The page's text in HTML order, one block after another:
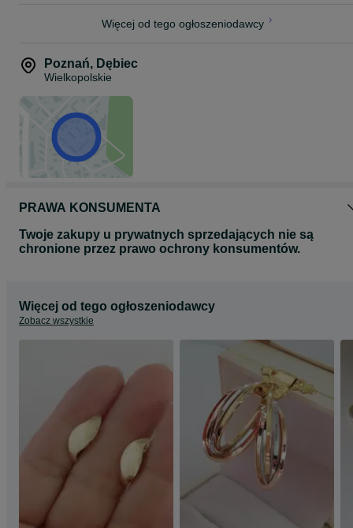
Więcej od tego ogłoszeniodawcy
Poznań, Dębiec
Wielkopolskie
PRAWA KONSUMENTA
Twoje zakupy u prywatnych sprzedających nie są
chronione przez prawo ochrony konsumentów.
Więcej od tego ogłoszeniodawcy
Zobacz wszystkie